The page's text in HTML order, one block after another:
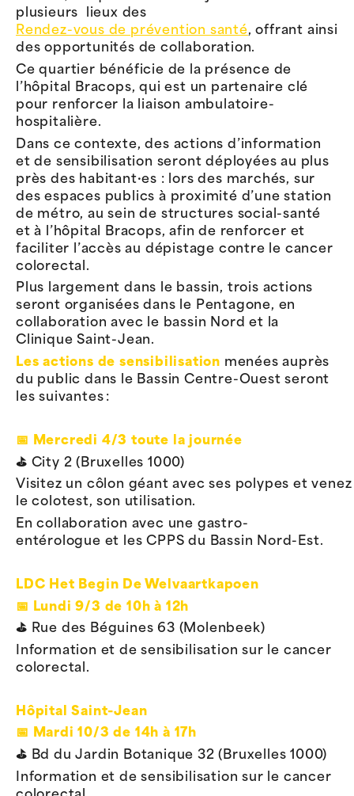
plusieurs lieux des
Rendez-vous de prévention santé, offrant ainsi
des opportunités de collaboration.
Ce quartier bénéficie de la présence de
l’hôpital Bracops, qui est un partenaire clé
pour renforcer la liaison ambulatoire-
hospitalière.
Dans ce contexte, des actions d’information
et de sensibilisation seront déployées au plus
près des habitant·es : lors des marchés, sur
des espaces publics à proximité d’une station
de métro, au sein de structures social-santé
et à l’hôpital Bracops, afin de renforcer et
faciliter l’accès au dépistage contre le cancer
colorectal.
Plus largement dans le bassin, trois actions
seront organisées dans le Pentagone, en
collaboration avec le bassin Nord et la
Clinique Saint-Jean.
Les actions de sensibilisation menées auprès
du public dans le Bassin Centre-Ouest seront
les suivantes :
📅
Mercredi 4/3 toute la journée
⛳️ City 2 (Bruxelles 1000)
Visitez un côlon géant avec ses polypes et
le colotest, son utilisation.
En collaboration avec une gastro-
entérologue et les CPPS du Bassin Nord-Est.
LDC Het Begin De Welvaartkapoen
📅
Lundi 9/3 de 10h à 12h
⛳️ Rue des Béguines 63 (Molenbeek)
Information et de sensibilisation sur le cancer
colorectal.
Hôpital Saint-Jean
📅 Mardi 10/3 de 14h à 17h
⛳️ Bd du Jardin Botanique 32 (Bruxelles 1000)
Information et de sensibilisation sur le cancer